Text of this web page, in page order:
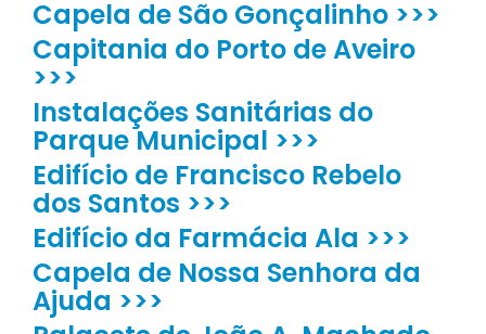
Capela de São Gonçalinho >>>
Capitania do Porto de Aveiro
>>>
Instalações Sanitárias do
Parque Municipal >>>
Edifício de Francisco Rebelo
dos Santos >>>
Edifício da Farmácia Ala >>>
Capela de Nossa Senhora da
Ajuda >>>